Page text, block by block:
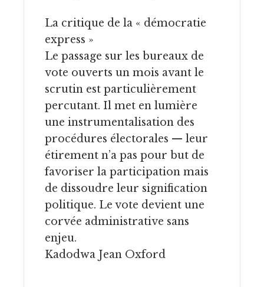
La critique de la « démocratie
express »
Le passage sur les bureaux de
vote ouverts un mois avant le
scrutin est particulièrement
percutant. Il met en lumière
une instrumentalisation des
procédures électorales — leur
étirement n’a pas pour but de
favoriser la participation mais
de dissoudre leur signification
politique. Le vote devient une
corvée administrative sans
enjeu.
Kadodwa Jean Oxford